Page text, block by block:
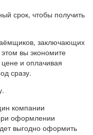
срок, чтобы получить
заключающих
вы экономите
и оплачивая
сразу.
компании
оформлении
выгодно оформить